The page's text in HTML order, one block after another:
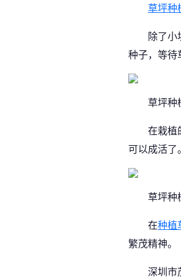
草坪种
除了小块
种子，等待
草坪种
在栽植的
可以成活了。
草坪种
在种植
繁茂精神。
深圳市茂